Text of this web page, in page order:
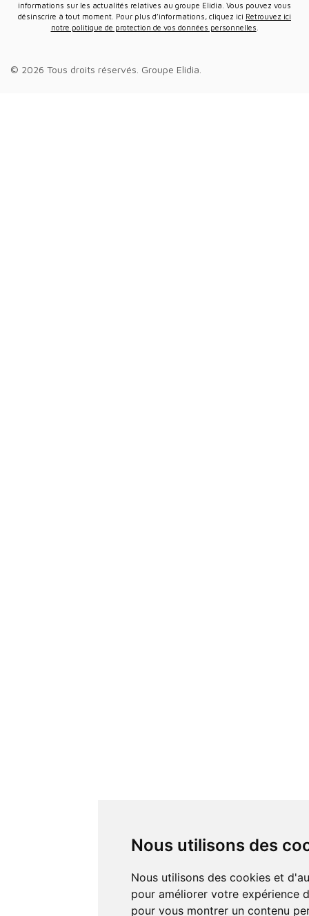
Nous utilisons des
Nous utilisons des cookies et d'autres technologies de suivi
pour améliorer votre expérience
pour vous montrer un contenu
informations sur les actualités relatives au groupe Elidia. Vous pouvez vous
désinscrire à tout moment. Pour plus d’informations, cliquez ici Retrouvez ici
notre politique de protection de vos données personnelles
© 2026 Tous droits réservés. Groupe Elidia